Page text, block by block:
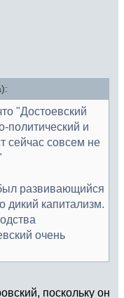
"Достоевский
политический и
сейчас совсем не
развивающийся
дикий капитализм.
очень
поскольку он